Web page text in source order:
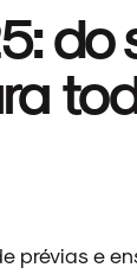
do
prévias e